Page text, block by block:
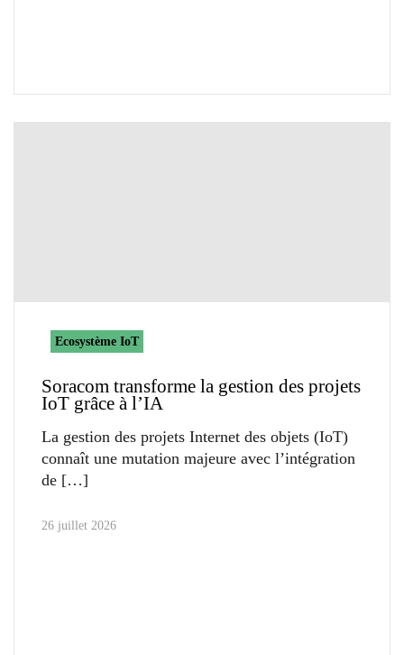
Ecosystème IoT
Soracom transforme la gestion des projets
IoT grâce à l’IA
La gestion des projets Internet des objets (IoT)
connaît une mutation majeure avec l’intégration
de
26 juillet 2026